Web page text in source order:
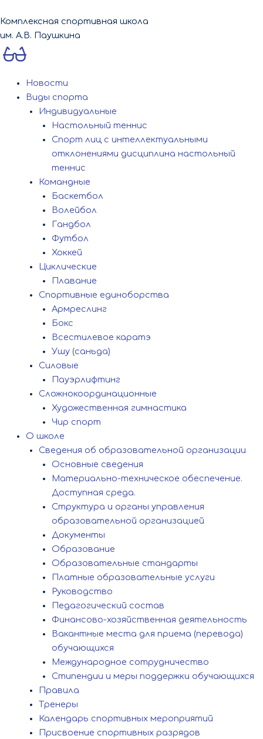
к
содержимому
Комплексная спортивная школа
им. А.В. Паушкина
Новости
Виды спорта
Индивидуальные
Настольный теннис
Спорт лиц с интеллектуальными
отклонениями дисциплина настольный
теннис
Командные
Баскетбол
Волейбол
Гандбол
Футбол
Хоккей
Циклические
Плавание
Спортивные единоборства
Армреслинг
Бокс
Всестилевое каратэ
Ушу (саньда)
Силовые
Пауэрлифтинг
Сложнокоординационные
Художественная гимнастика
Чир спорт
О школе
Сведения об образовательной организации
Основные сведения
Материально-техническое обеспечение.
Доступная среда.
Структура и органы управления
образовательной организацией
Документы
Образование
Образовательные стандарты
Платные образовательные услуги
Руководство
Педагогический состав
Финансово-хозяйственная деятельность
Вакантные места для приема (перевода)
обучающихся
Международное сотрудничество
Стипендии и меры поддержки обучающихся
Правила
Тренеры
Календарь спортивных мероприятий
Присвоение спортивных разрядов